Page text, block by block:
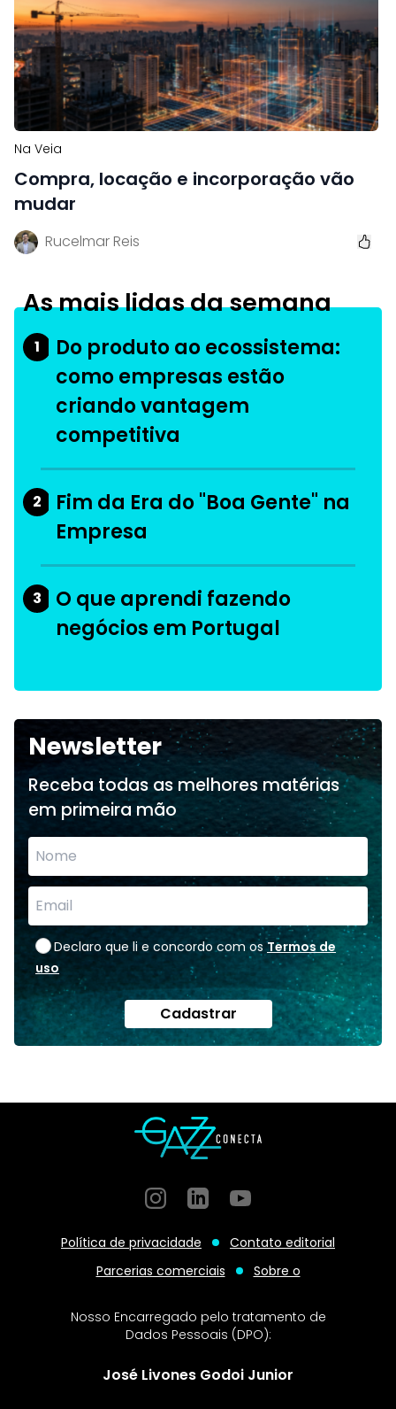
Na Veia
Compra, locação e incorporação vão
mudar
Rucelmar Reis
As mais lidas da semana
1
Do produto ao ecossistema:
como empresas estão
criando vantagem
competitiva
2
Fim da Era do "Boa Gente" na
Empresa
3
O que aprendi fazendo
negócios em Portugal
Newsletter
Receba todas as melhores matérias
em primeira mão
Declaro que li e concordo com os Termos de
uso
Cadastrar
InstagramGitHubGitHub
Política de privacidade
Contato editorial
Parcerias comerciais
Sobre o
Nosso Encarregado pelo tratamento de
Dados Pessoais (DPO):
José Livones Godoi Junior